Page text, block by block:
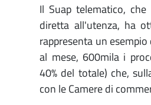
Il Suap telematico,
diretta all'utenza, ha
rappresenta un
al mese, 600mila i
40% del totale) che,
con le Camere di